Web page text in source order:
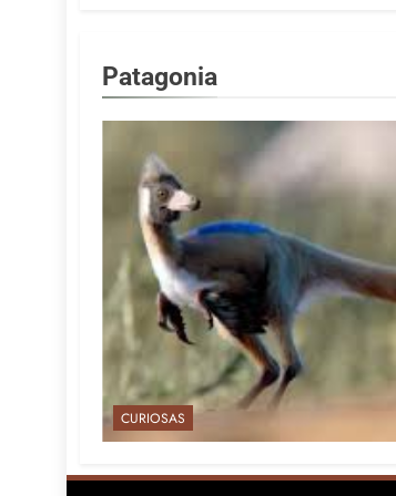
Patagonia
CURIOSAS